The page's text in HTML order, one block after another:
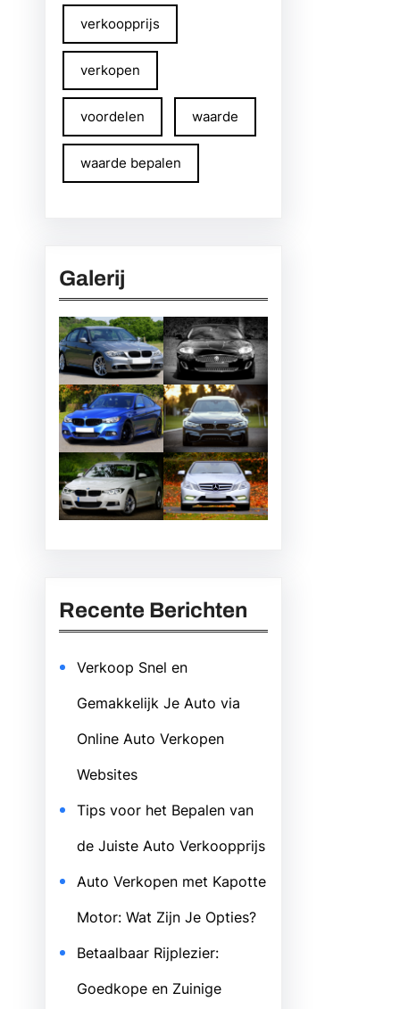
verkoopprijs
verkopen
voordelen waarde
waarde bepalen
Galerij
Recente Berichten
Verkoop Snel en
Gemakkelijk Je Auto via
Online Auto Verkopen
Websites
Tips voor het Bepalen van
de Juiste Auto Verkoopprijs
Auto Verkopen met Kapotte
Motor: Wat Zijn Je Opties?
Betaalbaar Rijplezier:
Goedkope en Zuinige